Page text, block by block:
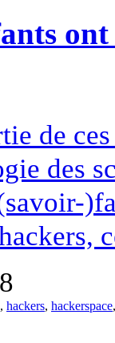
de
des
, hackers, hackerspace